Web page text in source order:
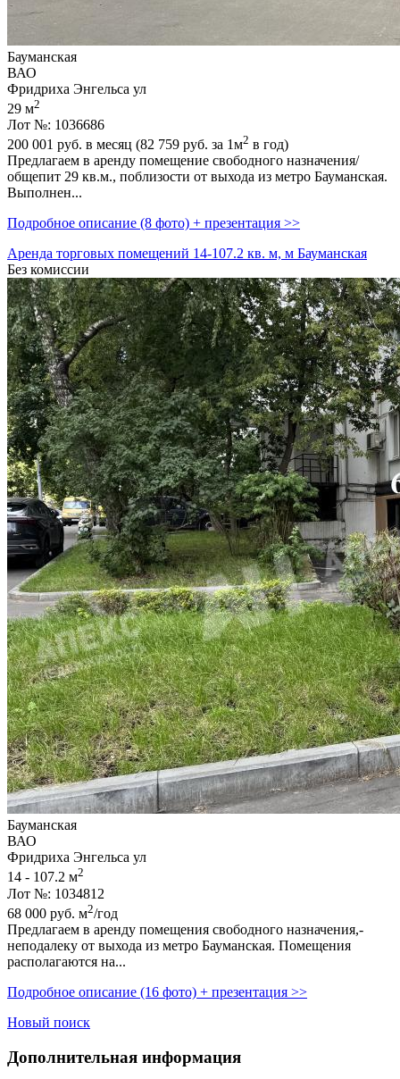
Бауманская
ВАО
Фридриха Энгельса ул
29 м2
Лот №: 1036686
200 001 руб. в месяц (82 759 руб. за 1м2 в год)
Предлагаем в аренду помещение свободного назначения/
общепит 29 кв.м.,­ поблизости от выхода из метро Бауманская.
Выполнен...
Подробное описание (8 фото) + презентация >>
Аренда торговых помещений 14-107.2 кв. м, м Бауманская
Без комиссии
Бауманская
ВАО
Фридриха Энгельса ул
14 - 107.2 м2
Лот №: 1034812
68 000 руб. м2/год
Предлагаем в аренду помещения свободного назначения,­
неподалеку от выхода из метро Бауманская. Помещения
располагаются на...
Подробное описание (16 фото) + презентация >>
Новый поиск
Дополнительная информация